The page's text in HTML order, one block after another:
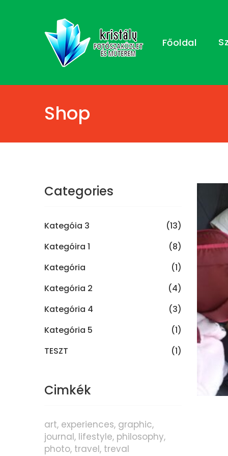
Főoldal
Shop
Categories
Kategóia 3
(13)
Kategóira 1
(8)
Kategória
(1)
Kategória 2
(4)
Kategória 4
(3)
Kategória 5
(1)
TESZT
(1)
Cimkék
art experiences graphic
journal lifestyle philosophy
photo travel treval